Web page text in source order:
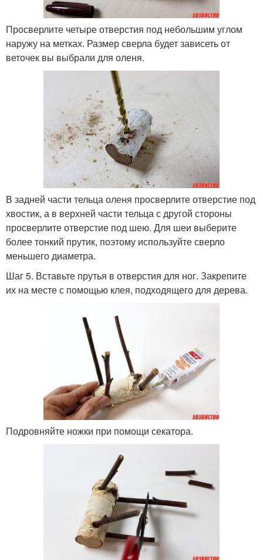
Просверлите четыре отверстия под небольшим углом
наружу на метках. Размер сверла будет зависеть от
веточек вы выбрали для оленя.
В задней части тельца оленя просверлите отверстие под
хвостик, а в верхней части тельца с другой стороны
просверлите отверстие под шею. Для шеи выберите
более тонкий прутик, поэтому используйте сверло
меньшего диаметра.
Шаг 5. Вставьте прутья в отверстия для ног. Закрепите
их на месте с помощью клея, подходящего для дерева.
Подровняйте ножки при помощи секатора.